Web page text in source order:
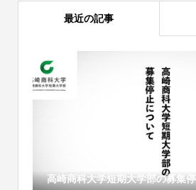
最近の記事
高崎商科大学短期大学部の募集